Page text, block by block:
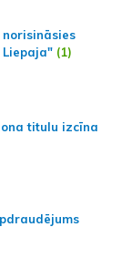
Liepaja" (1)
titulu izcīna